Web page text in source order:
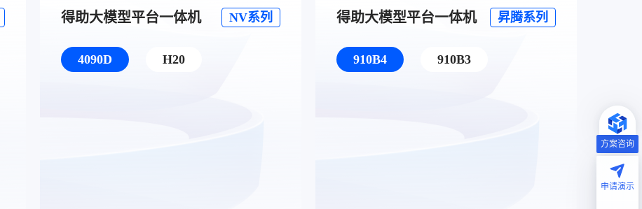
得助大模型平台一体机 NV系列
4090D H20
得助大模型平台一体机 昇腾系列
910B4 910B3
方案咨询
申请演示